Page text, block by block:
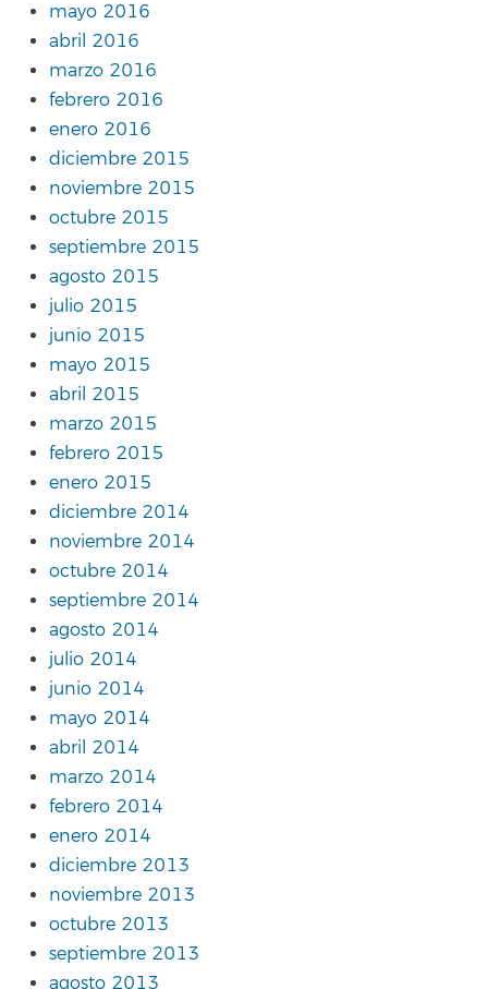
mayo 2016
abril 2016
marzo 2016
febrero 2016
enero 2016
diciembre 2015
noviembre 2015
octubre 2015
septiembre 2015
agosto 2015
julio 2015
junio 2015
mayo 2015
abril 2015
marzo 2015
febrero 2015
enero 2015
diciembre 2014
noviembre 2014
octubre 2014
septiembre 2014
agosto 2014
julio 2014
junio 2014
mayo 2014
abril 2014
marzo 2014
febrero 2014
enero 2014
diciembre 2013
noviembre 2013
octubre 2013
septiembre 2013
agosto 2013